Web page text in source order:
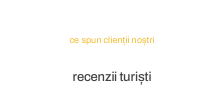
ce spun clienții noștri
recenzii turiști